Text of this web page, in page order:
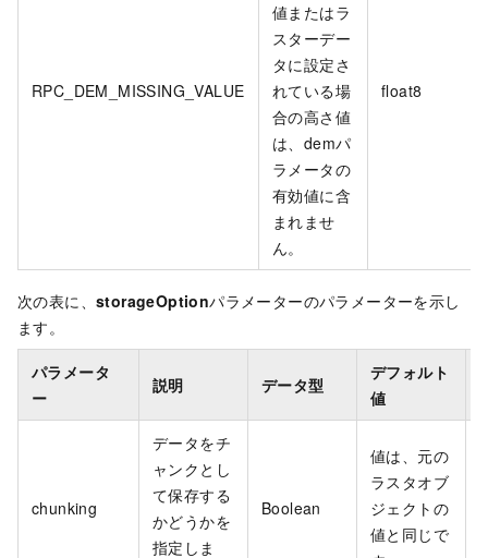
RPC_DEM_MISSING_VALUE
値またはラ
スターデー
タに設定さ
れている場
合の高さ値
は、demパ
ラメータの
有効値に含
まれませ
ん。
float8
次の表に、 storageOptionパラメーターのパラメーターを示し
ます。
パラメータ
ー
説明 データ型
デフォルト
値
chunking
データをチ
ャンクとし
て保存する
かどうかを
指定しま
Boolean
値は、元の
ラスタオブ
ジェクトの
値と同じで